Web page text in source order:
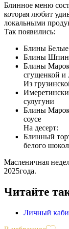
Блинное меню
которая любит
локальными
Так появились:
Блины
Блины
Блины
сгущенкой и
Из
сулугуни
Блины
соусе
На десерт:
Блинный
белого
Масленичная
2025года.
Читайте
Личный